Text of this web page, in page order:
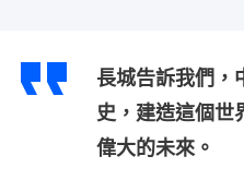
長城告訴我們，
史，建造這個世
偉大的未來。